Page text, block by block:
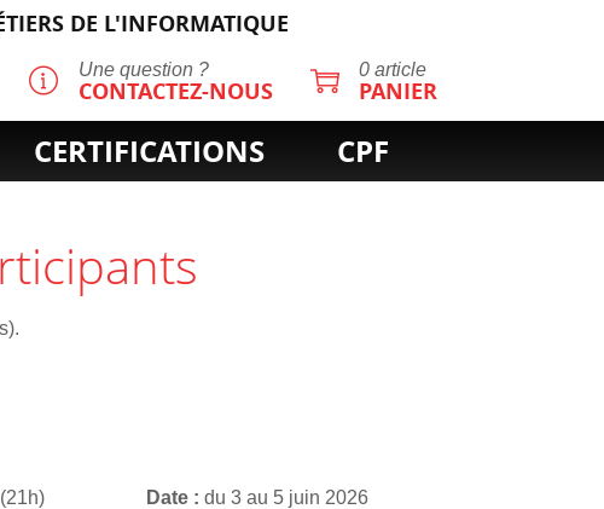
DE L'INFORMATIQUE
Une question ?
CONTACTEZ-NOUS
0 article
PANIER
CERTIFICATIONS CPF
Date du 3 au 5 juin 2026